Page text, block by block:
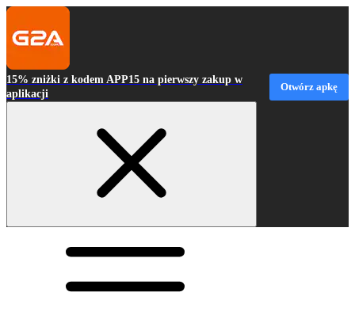
15% zniżki z kodem APP15 na pierwszy zakup w
aplikacji
Otwórz apkę